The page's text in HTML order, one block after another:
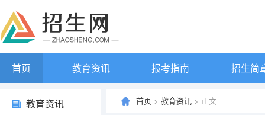
首页 教育资讯 报考指南 招生简
教育资讯 首页 > 教育资讯 > 正文